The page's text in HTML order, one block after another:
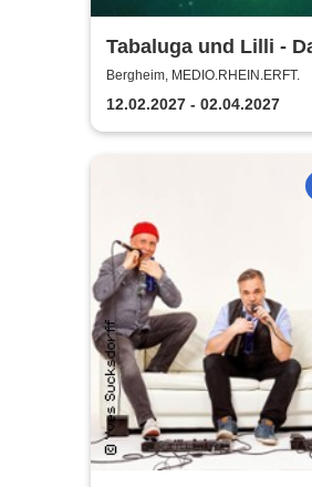
Tabaluga und Lilli -
drachenstarke
ganze Familie
Bergheim, MEDIO.RHEIN.ERFT.
12.02.2027 - 02.04.2027